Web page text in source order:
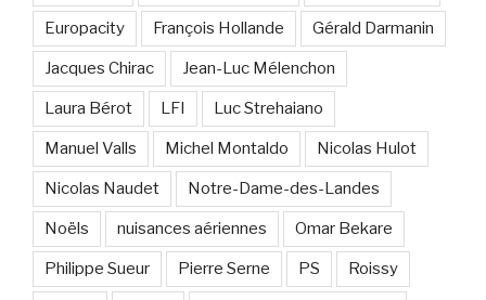
Europacity François Hollande Gérald Darmanin
Jacques Chirac Jean-Luc Mélenchon
Laura Bérot LFI Luc Strehaiano
Manuel Valls Michel Montaldo Nicolas Hulot
Nicolas Naudet Notre-Dame-des-Landes
Noëls nuisances aériennes Omar Bekare
Philippe Sueur Pierre Serne PS Roissy